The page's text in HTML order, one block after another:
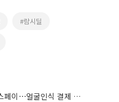
#람시딜
가입 문턱 낮추는 토스 페이스페이⋯얼굴인식 결제 확산 속도낸다